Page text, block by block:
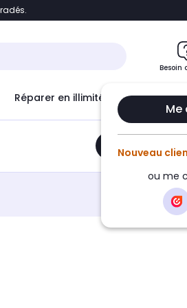
Accéder directement au
Besoin
Me
Nouveau
ou me
Réparer en illimité avec Le Club
Ajouter au